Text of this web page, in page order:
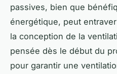
passives, bien que
énergétique, peut
la conception de la
pensée dès le début du
pour garantir une